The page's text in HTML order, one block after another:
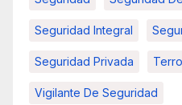
Seguridad Integral
Seguridad Privada
Vigilante De Seguridad